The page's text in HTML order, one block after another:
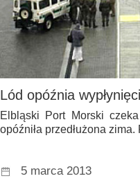
Lód opóźnia
Elbląski Port Morski
opóźniła przedłużona
5 marca 2013